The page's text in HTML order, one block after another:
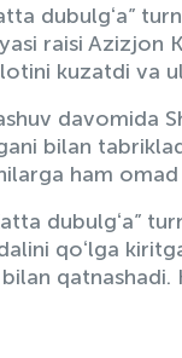
dubulgʻa”
raisi Azizjon
kuzatdi va
davomida
bilan
ham
dubulgʻa”
qoʻlga